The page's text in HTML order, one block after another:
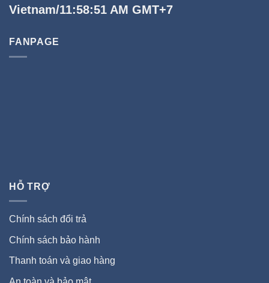
Vietnam/11:58:51 AM GMT+7
FANPAGE
HỖ TRỢ
Chính sách đổi trả
Chính sách bảo hành
Thanh toán và giao hàng